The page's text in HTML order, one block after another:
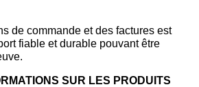
de commande et des factures est
fiable et durable pouvant être
SUR LES PRODUITS